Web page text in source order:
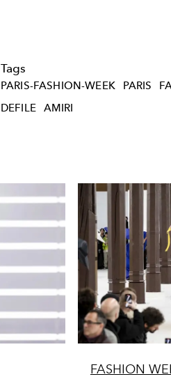
Tags
PARIS-FASHION-WEEK PARIS
DEFILE
AMIRI
FASHION